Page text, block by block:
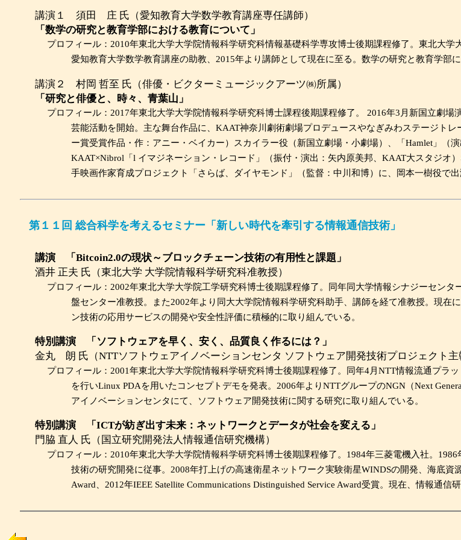
講演１ 須田 庄 氏（愛知教育大学数学教育講座専任講師）
「数学の研究と教育学部における教育について」
プロフィール： 2010年東北大学大学院情報科学研究科情報基礎科学専攻博士後期課程修了。東北大
愛知教育大学数学教育講座の助教、2015年より講師として現在に至る。数学の研究と教育学部
講演２ 村岡 哲至 氏（俳優・ビクターミュージックアーツ㈱所属）
「研究と俳優と、時々、青葉山」
プロフィール： 2017年東北大学大学院情報科学研究科博士課程後期課程修了。 2016年3月新国立劇
芸能活動を開始。主な舞台作品に、KAAT神奈川劇術劇場プロデュースやなぎみわステージト
ー賞受賞作品・作：アニー・ベイカー）スカイラー役（新国立劇場・小劇場）、「Hamlet」（
KAAT×Nibrol「l イマジネーション・レコード」（振付・演出：矢内原美邦、KAAT大スタジオ
手映画作家育成プロジェクト「さらば、ダイヤモンド」（監督：中川和博）に、岡本一樹役で
第１１回 総合科学を考えるセミナー「新しい時代を牽引する情報通信技術」
講演 「Bitcoin2.0の現状～ブロックチェーン技術の有用性と課題」
酒井 正夫 氏（東北大学 大学院情報科学研究科准教授）
プロフィール： 2002年東北大学大学院工学研究科博士後期課程修了。同年同大学情報シナジーセン
盤センター准教授。また2002年より同大大学院情報科学研究科助手、講師を経て准教授。現
ン技術の応用サービスの開発や安全性評価に積極的に取り組んでいる。
特別講演 「ソフトウェアを早く、安く、品質良く作るには？」
金丸 朗 氏（NTTソフトウェアイノベーションセンタ ソフトウェア開発技術プロジェクト主
プロフィール： 2001年東北大学大学院情報科学研究科博士後期課程修了。同年4月NTT情報流通プラ
を行いLinux PDAを用いたコンセプトデモを発表。2006年よりNTTグループのNGN（Next
アイノベーションセンタにて、ソフトウェア開発技術に関する研究に取り組んでいる。
特別講演 「ICTが紡ぎ出す未来：ネットワークとデータが社会を変える」
門脇 直人 氏（国立研究開発法人情報通信研究機構）
プロフィール： 2010年東北大学大学院情報科学研究科博士後期課程修了。1984年三菱電機入社。
技術の研究開発に従事。2008年打上げの高速衛星ネットワーク実験衛星WINDSの開発、海底
Award、2012年IEEE Satellite Communications Distinguished Service Award受賞。現在、情報通信